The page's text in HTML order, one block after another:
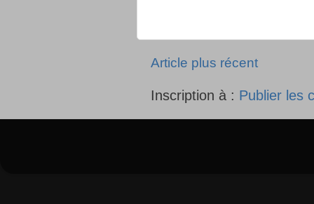
Article plus récent
Inscription à : Publier les